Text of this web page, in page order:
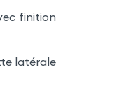
finition
latérale